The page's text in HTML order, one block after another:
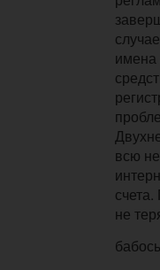
всю
не